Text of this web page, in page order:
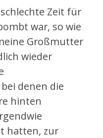
Zeit für
war, so wie
Großmutter
wieder
denen die
hinten
hatten, zur